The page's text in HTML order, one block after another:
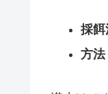
採餌
方法